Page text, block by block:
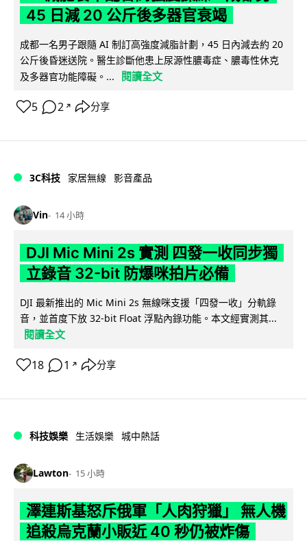
45 日減 20 公斤後多器官衰竭
成都一名男子跟隨 AI 制訂高強度減脂計劃，45 日內減去約 20
公斤後昏迷送院。醫生診斷他患上尿源性膿毒症、膿毒性休克
及多器官功能障礙。...
閱讀全文
5 2 ↗ 分享
3C科技 家居無線 影音產品
Vin 14 小時
DJI Mic Mini 2s 實測 四發一收同步獨
立錄音 32-bit 防爆咪拍片必備
DJI 最新推出的 Mic Mini 2s 無線咪支援「四發一收」分軌錄
音，並首度下放 32-bit Float 浮點內錄功能。本文經實測其...
閱讀全文
18 1 ↗ 分享
科技娛樂 生活娛樂 城中熱話
Lawton 15 小時
澤連斯基怒斥俄軍「人肉狩獵」 無人機
追殺烏克蘭小販近 40 秒仍被炸傷